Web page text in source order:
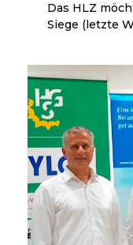
Das HLZ
Siege (letzte